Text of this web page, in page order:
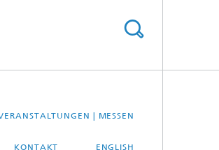
| MESSEN
KONTAKT ENGLISH